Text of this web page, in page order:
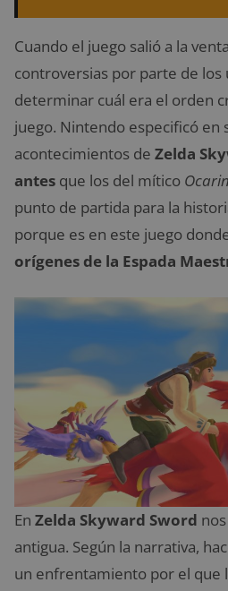
Cuando el juego salió a la
controversias por parte de los
determinar cuál era el orden
juego. Nintendo especificó en
acontecimientos de Zelda
antes que los del mítico
punto de partida para la
porque es en este juego
orígenes de la Espada
En Zelda Skyward Sword
antigua. Según la narrativa,
un enfrentamiento por el que